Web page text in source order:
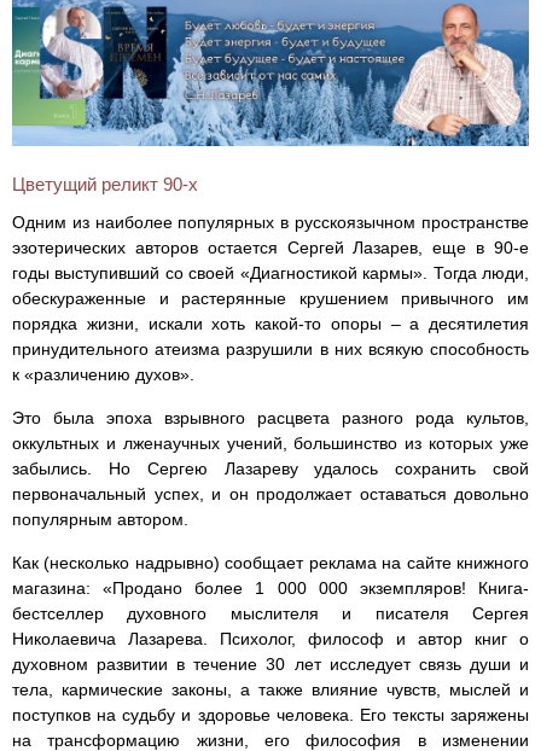
Цветущий реликт 90-х
Одним из наиболее популярных в русскоязычном пространстве
эзотерических авторов остается Сергей Лазарев, еще в 90-е
годы выступивший со своей «Диагностикой кармы». Тогда люди,
обескураженные и растерянные крушением привычного им
порядка жизни, искали хоть какой-то опоры – а десятилетия
принудительного атеизма разрушили в них всякую способность
к «различению духов».
Это была эпоха взрывного расцвета разного рода культов,
оккультных и лженаучных учений, большинство из которых уже
забылись. Но Сергею Лазареву удалось сохранить свой
первоначальный успех, и он продолжает оставаться довольно
популярным автором.
Как (несколько надрывно) сообщает реклама на сайте книжного
магазина: «Продано более 1 000 000 экземпляров! Книга-
бестселлер духовного мыслителя и писателя Сергея
Николаевича Лазарева. Психолог, философ и автор книг о
духовном развитии в течение 30 лет исследует связь души и
тела, кармические законы, а также влияние чувств, мыслей и
поступков на судьбу и здоровье человека. Его тексты заряжены
на трансформацию жизни, его философия в изменении